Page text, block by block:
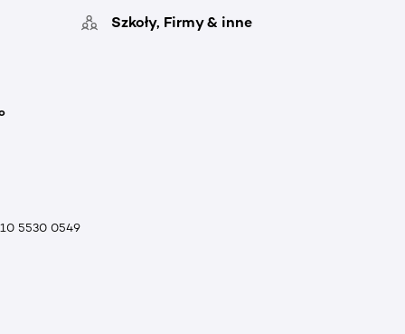
Szkoły, Firmy & inne
5530 0549